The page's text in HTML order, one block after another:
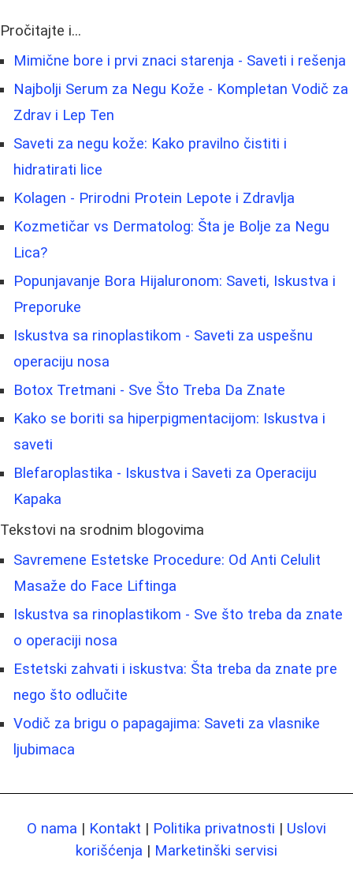
Pročitajte i...
Mimične bore i prvi znaci starenja - Saveti i rešenja
Najbolji Serum za Negu Kože - Kompletan Vodič za
Zdrav i Lep Ten
Saveti za negu kože: Kako pravilno čistiti i
hidratirati lice
Kolagen - Prirodni Protein Lepote i Zdravlja
Kozmetičar vs Dermatolog: Šta je Bolje za Negu
Lica?
Popunjavanje Bora Hijaluronom: Saveti, Iskustva i
Preporuke
Iskustva sa rinoplastikom - Saveti za uspešnu
operaciju nosa
Botox Tretmani - Sve Što Treba Da Znate
Kako se boriti sa hiperpigmentacijom: Iskustva i
saveti
Blefaroplastika - Iskustva i Saveti za Operaciju
Kapaka
Tekstovi na srodnim blogovima
Savremene Estetske Procedure: Od Anti Celulit
Masaže do Face Liftinga
Iskustva sa rinoplastikom - Sve što treba da znate
o operaciji nosa
Estetski zahvati i iskustva: Šta treba da znate pre
nego što odlučite
Vodič za brigu o papagajima: Saveti za vlasnike
ljubimaca
O nama | Kontakt | Politika privatnosti | Uslovi
korišćenja | Marketinški servisi